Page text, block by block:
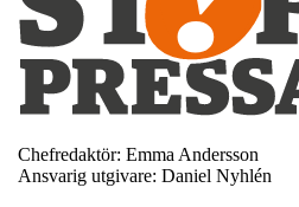
Chefredaktör: Emma Andersson
Ansvarig utgivare: Daniel Nyhlén